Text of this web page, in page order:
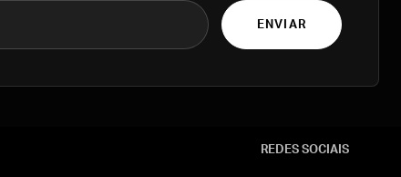
ENVIAR
REDES SOCIAIS